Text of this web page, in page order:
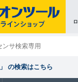
の検索はこちら
クイックオーダー